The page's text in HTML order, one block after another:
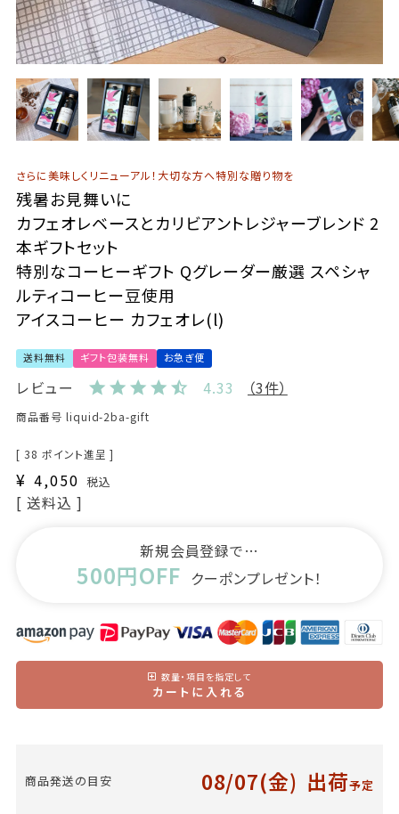
さらに美味しくリニューアル！大切な方へ特別な贈り物を
残暑お見舞いに
カフェオレベースとカリビアントレジャーブレンド 2
本ギフトセット
特別なコーヒーギフト Qグレーダー厳選 スペシャ
ルティコーヒー豆使用
アイスコーヒー カフェオレ(l)
送料無料 ギフト包装無料 お急ぎ便
レビュー 4.33 （3件）
商品番号 liquid-2ba-gift
[ 38 ポイント進呈 ]
¥ 4,050 税込
送料込
新規会員登録で…
500円OFF クーポンプレゼント！
数量・項目を指定して
カートに入れる
商品発送の目安 08/07(金) 出荷予定